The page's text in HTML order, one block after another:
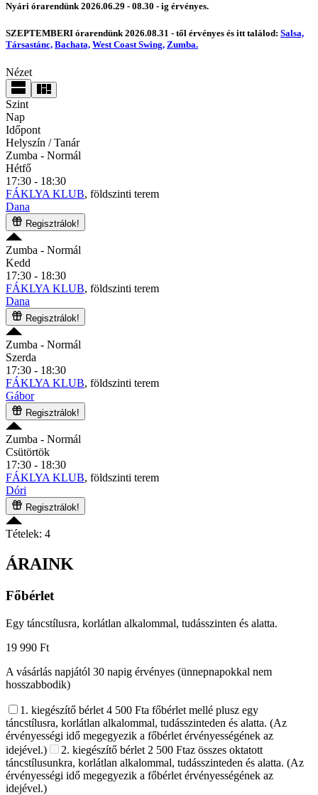
Nyári órarendünk 2026.06.29 - 08.30 - ig érvényes.
SZEPTEMBERI órarendünk 2026.08.31 - től érvényes és itt találod: Salsa,
Társastánc, Bachata, West Coast Swing, Zumba.
Nézet
Szint
Nap
Időpont
Helyszín / Tanár
Zumba - Normál
Hétfő
17:30 - 18:30
FÁKLYA KLUB, földszinti terem
Dana
Regisztrálok!
Zumba - Normál
Kedd
17:30 - 18:30
FÁKLYA KLUB, földszinti terem
Dana
Regisztrálok!
Zumba - Normál
Szerda
17:30 - 18:30
FÁKLYA KLUB, földszinti terem
Gábor
Regisztrálok!
Zumba - Normál
Csütörtök
17:30 - 18:30
FÁKLYA KLUB, földszinti terem
Dóri
Regisztrálok!
Tételek: 4
ÁRAINK
Főbérlet
Egy táncstílusra, korlátlan alkalommal, tudásszinten és alatta.
19 990 Ft
A vásárlás napjától 30 napig érvényes (ünnepnapokkal nem
hosszabbodik)
1. kiegészítő bérlet 4 500 Fta főbérlet mellé plusz egy
táncstílusra, korlátlan alkalommal, tudásszinteden és alatta. (Az
érvényességi idő megegyezik a főbérlet érvényességének az
idejével.)
2. kiegészítő bérlet 2 500 Ftaz összes oktatott
táncstílusunkra, korlátlan alkalommal, tudásszinteden és alatta. (Az
érvényességi idő megegyezik a főbérlet érvényességének az
idejével.)